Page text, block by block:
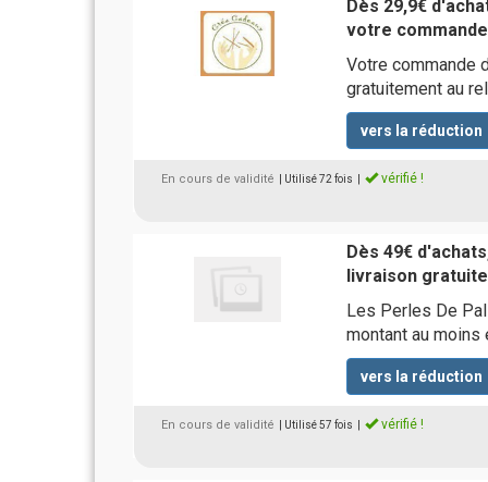
Dès 29,9€
votre
Votre commande
gratuitement au
vers la réduction
En cours de validité | Utilisé 72 fois vérifié !
Dès 49€
livraison
Les Perles De
montant au moins
vers la réduction
En cours de validité | Utilisé 57 fois vérifié !